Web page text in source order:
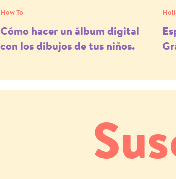
How To
Cómo hacer un álbum digital
con los dibujos de tus niños.